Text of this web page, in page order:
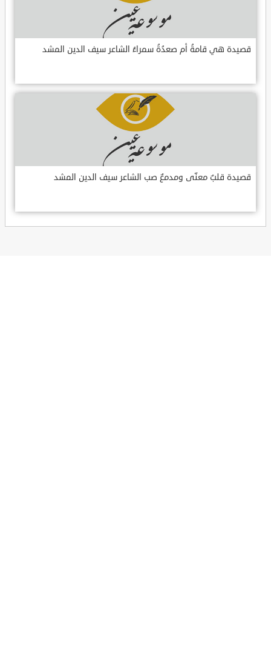
قصيدة هي قامةُ أم صعدُةُ سمراءُ الشاعر سيف الدين المشد
قصيدة قلبٌ معنّى ومدمعٌ صب الشاعر سيف الدين المشد